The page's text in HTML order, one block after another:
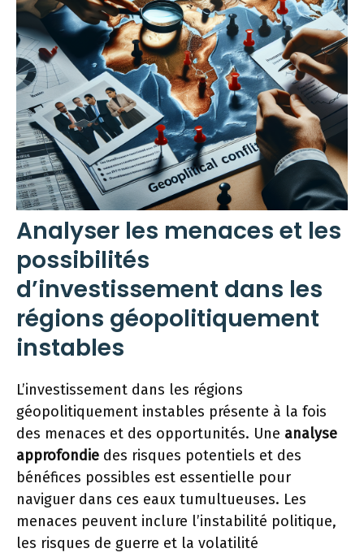
Analyser les menaces et les
possibilités
d’investissement dans les
régions géopolitiquement
instables
L’investissement dans les régions
géopolitiquement instables présente à la fois
des menaces et des opportunités. Une analyse
approfondie des risques potentiels et des
bénéfices possibles est essentielle pour
naviguer dans ces eaux tumultueuses. Les
menaces peuvent inclure l’instabilité politique,
les risques de guerre et la volatilité